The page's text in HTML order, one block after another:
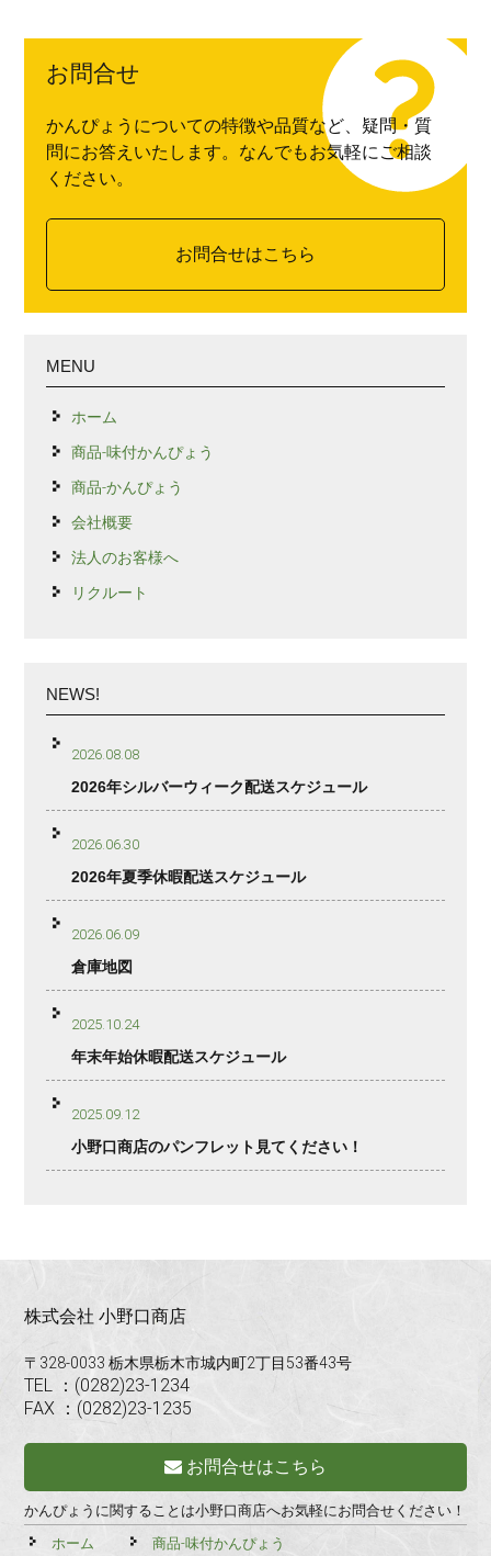
お問合せ
かんぴょうについての特徴や品質など、疑問・質
問にお答えいたします。なんでもお気軽にご相談
ください。
お問合せはこちら
MENU
ホーム
商品-味付かんぴょう
商品-かんぴょう
会社概要
法人のお客様へ
リクルート
NEWS!
2026.08.08
2026年シルバーウィーク配送スケジュール
2026.06.30
2026年夏季休暇配送スケジュール
2026.06.09
倉庫地図
2025.10.24
年末年始休暇配送スケジュール
2025.09.12
小野口商店のパンフレット見てください！
株式会社 小野口商店
〒328-0033 栃木県栃木市城内町2丁目53番43号
TEL ：(0282)23-1234
FAX ：(0282)23-1235
お問合せはこちら
かんぴょうに関することは小野口商店へお気軽にお問合せください！
ホーム
商品-味付かんぴょう